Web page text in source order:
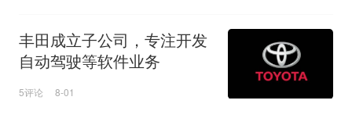
丰田成立子公司，专注开发
自动驾驶等软件业务
5评论 8-01